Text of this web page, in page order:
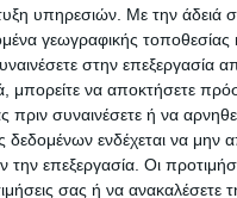
υπηρεσιών. Με την άδειά
γεωγραφικής τοποθεσίας
στην επεξεργασία
μπορείτε να αποκτήσετε
συναινέσετε ή να
ενδέχεται να μην
την επεξεργασία. Οι
σας ή να ανακαλέσετε
ελεύθερος